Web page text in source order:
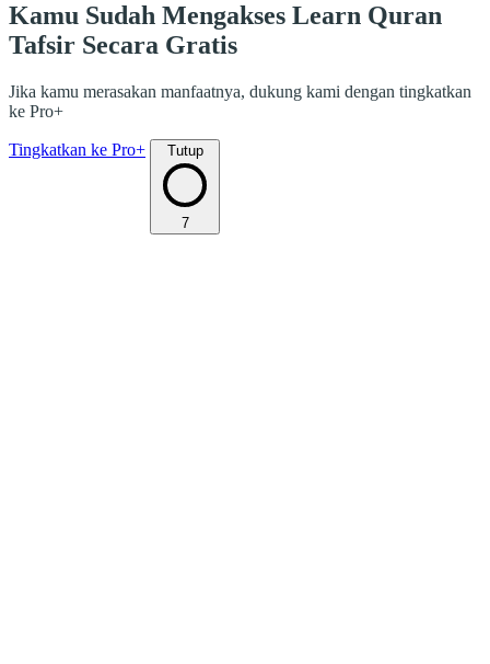
Kamu Sudah Mengakses Learn Quran
Tafsir Secara Gratis
Jika kamu merasakan manfaatnya, dukung kami dengan tingkatkan
ke Pro+
Tingkatkan ke Pro+ Tutup
7